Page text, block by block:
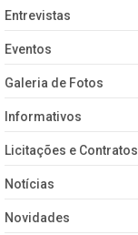
Entrevistas
Eventos
Galeria de Fotos
Informativos
Licitações e Contratos
Notícias
Novidades